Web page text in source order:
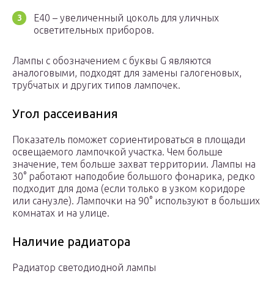
Е40 – увеличенный цоколь для уличных
осветительных приборов.
Лампы с обозначением с буквы G являются
аналоговыми, подходят для замены галогеновых,
трубчатых и других типов лампочек.
Угол рассеивания
Показатель поможет сориентироваться в площади
освещаемого лампочкой участка. Чем больше
значение, тем больше захват территории. Лампы на
30° работают наподобие большого фонарика, редко
подходит для дома (если только в узком коридоре
или санузле). Лампочки на 90° используют в больших
комнатах и на улице.
Наличие радиатора
Радиатор светодиодной лампы